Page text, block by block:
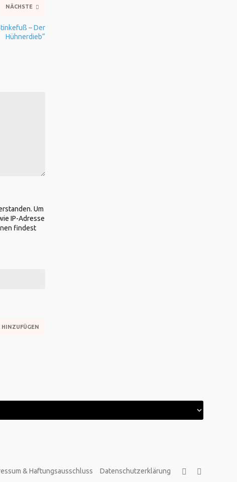
NÄCHSTE
– Der
Hühnerdieb“
Um
IP-Adresse
findest
& Haftungsausschluss Datenschutzerklärung